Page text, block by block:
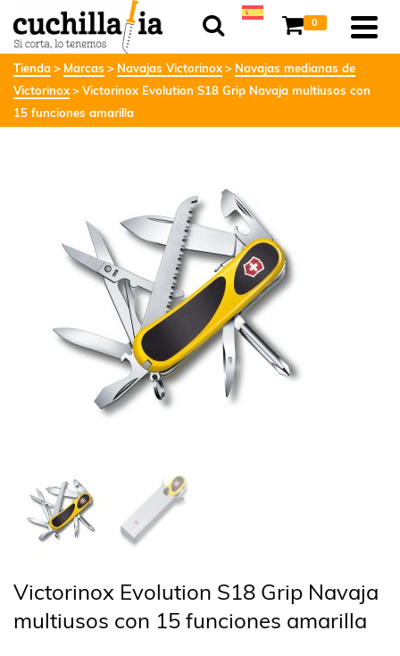
0
Tienda Marcas Navajas Victorinox
Navajas medianas de
Victorinox
Victorinox Evolution S18 Grip Navaja multiusos con
15 funciones amarilla
Victorinox Evolution S18 Grip Navaja
multiusos con 15 funciones amarilla